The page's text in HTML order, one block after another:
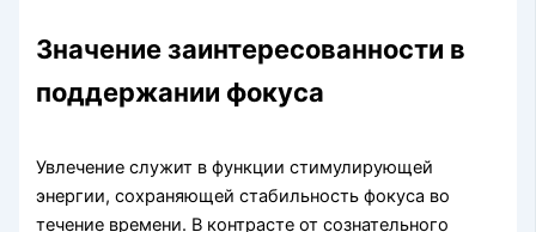
Значение заинтересованности в
поддержании фокуса
Увлечение служит в функции стимулирующей
энергии, сохраняющей стабильность фокуса во
течение времени. В контрасте от сознательного